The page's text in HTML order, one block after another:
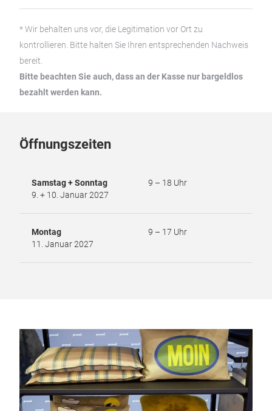
* Wir behalten uns vor, die Legitimation vor Ort zu
kontrollieren. Bitte halten Sie Ihren entsprechenden Nachweis
bereit.
Bitte beachten Sie auch, dass an der Kasse nur bargeldlos
bezahlt werden kann.
Öffnungszeiten
Samstag + Sonntag
9. + 10. Januar 2027
9 – 18 Uhr
Montag
11. Januar 2027
9 – 17 Uhr